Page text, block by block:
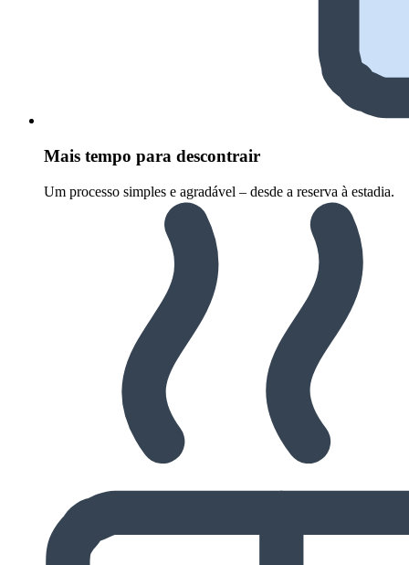
Mais tempo para descontrair
Um processo simples e agradável – desde a reserva à estadia.